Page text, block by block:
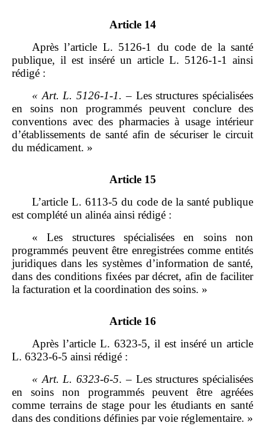
Article 14
Après l’article L. 5126‑1 du code de la santé
publique, il est inséré un article L. 5126‑1‑1 ainsi
rédigé :
« Art. L. 5126‑1‑1. – Les structures spécialisées
en soins non programmés peuvent conclure des
conventions avec des pharmacies à usage intérieur
d’établissements de santé afin de sécuriser le circuit
du médicament. »
Article 15
L’article L. 6113‑5 du code de la santé publique
est complété un alinéa ainsi rédigé :
« Les structures spécialisées en soins non
programmés peuvent être enregistrées comme entités
juridiques dans les systèmes d’information de santé,
dans des conditions fixées par décret, afin de faciliter
la facturation et la coordination des soins. »
Article 16
Après l’article L. 6323‑5, il est inséré un article
L. 6323‑6‑5 ainsi rédigé :
« Art. L. 6323‑6‑5. – Les structures spécialisées
en soins non programmés peuvent être agréées
comme terrains de stage pour les étudiants en santé
dans des conditions définies par voie réglementaire. »